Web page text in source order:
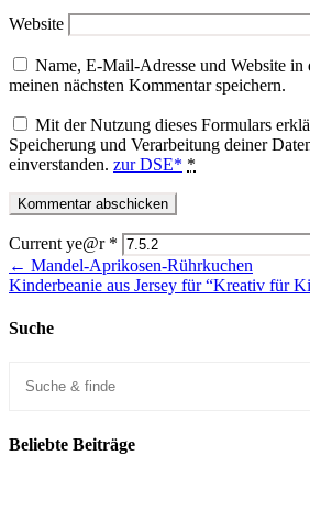
Website
Name, E-Mail-Adresse und Website in
meinen nächsten Kommentar speichern.
Mit der Nutzung dieses Formulars
Speicherung und Verarbeitung deiner
einverstanden. zur DSE* *
Current ye@r *
← Mandel-Aprikosen-Rührkuchen
Kinderbeanie aus Jersey für “Kreativ für
Suche
Beliebte Beiträge